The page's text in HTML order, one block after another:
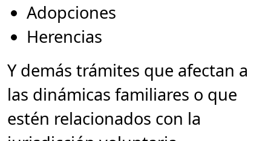
Adopciones
Herencias
Y demás trámites que afectan a
las dinámicas familiares o que
estén relacionados con la